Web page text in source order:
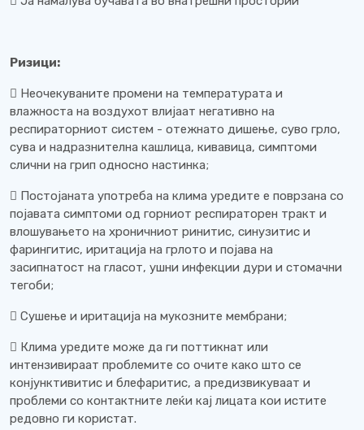
Ризици:
 Неочекуваните промени на температурата и
влажноста на воздухот влијаат негативно на
респираторниот систем - отежнато дишење, суво грло,
сува и надразнителна кашлица, кивавица, симптоми
слични на грип односно настинка;
 Постојаната употреба на клима уредите е поврзана со
појавата симптоми од горниот респираторен тракт и
влошувањето на хроничниот ринитис, синузитис и
фарингитис, иритација на грлото и појава на
засипнатост на гласот, ушни инфекции дури и стомачни
тегоби;
 Сушење и иритација на мукозните мембрани;
 Клима уредите може да ги поттикнат или
интензивираат проблемите со очите како што се
конјунктивитис и блефаритис, а предизвикуваат и
проблеми со контактните леќи кај лицата кои истите
редовно ги користат.